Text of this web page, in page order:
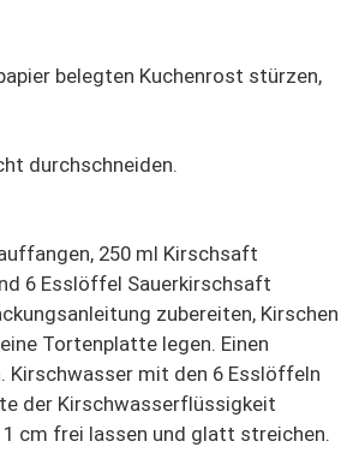
belegten Kuchenrost stürzen,
durchschneiden.
250 ml Kirschsaft
6 Esslöffel Sauerkirschsaft
zubereiten, Kirschen
Tortenplatte legen. Einen
Kirschwasser mit den 6 Esslöffeln
der Kirschwasserflüssigkeit
cm frei lassen und glatt streichen.